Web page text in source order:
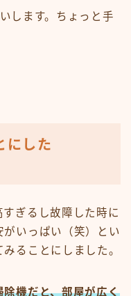
します。ちょっと手
にした
ぎるし故障した時に
いっぱい（笑）とい
ることにしました。
機だと、部屋が広く